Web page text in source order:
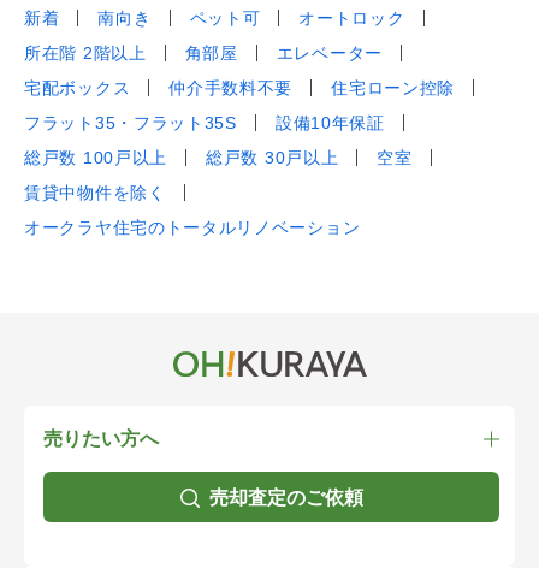
新着 南向き ペット可
オートロック
所在階 2階以上
角部屋
エレベーター
宅配ボックス
仲介手数料不要
住宅ローン控除
フラット35・フラット35S
設備10年保証
総戸数 100戸以上
総戸数 30戸以上
空室
賃貸中物件を除く
オークラヤ住宅のトータルリノベーション
売りたい方へ
売却査定のご依頼